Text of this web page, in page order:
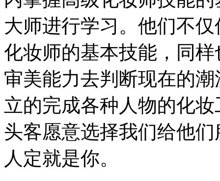
大师进行学习。他们不
化妆师的基本技能，同
审美能力去判断现在的
立的完成各种人物的化
头客愿意选择我们给他
人定就是你。